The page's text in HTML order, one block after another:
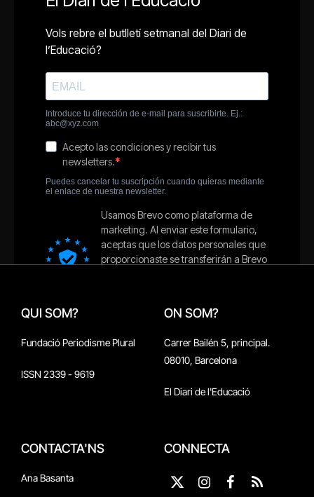
QUI SOM?
Fundació Periodisme Plural
ISSN 2339 - 9619
ON SOM?
Carrer Bailén 5, principal.
08010, Barcelona
El Diari de l'Educació
CONTACTA'NS
Ana Basanta
CONNECTA
X
Instagram
Facebook
RSS